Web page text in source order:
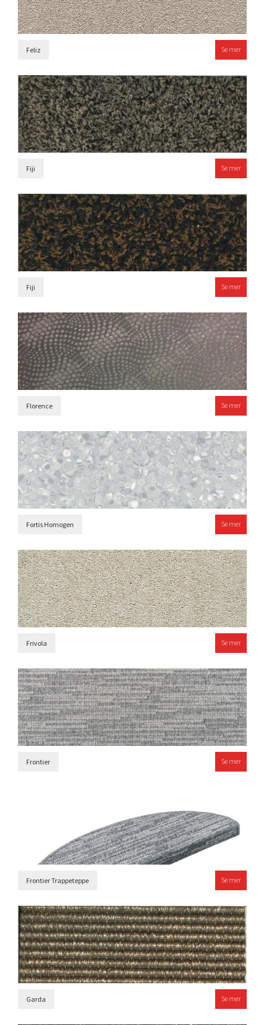
Feliz Se mer
Fiji Se mer
Fiji Se mer
Florence Se mer
Fortis Homogen Se mer
Frivola Se mer
Frontier Se mer
Frontier Trappeteppe Se mer
Garda Se mer